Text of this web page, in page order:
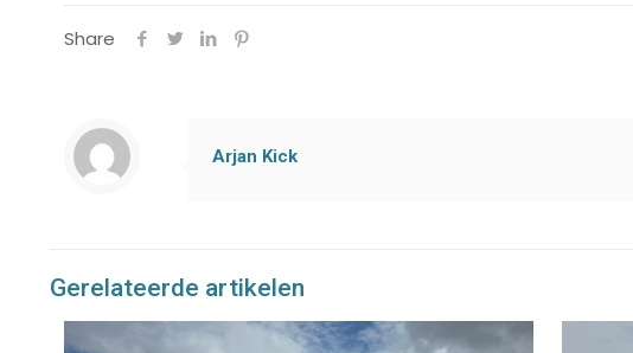
Share
Arjan Kick
Gerelateerde artikelen